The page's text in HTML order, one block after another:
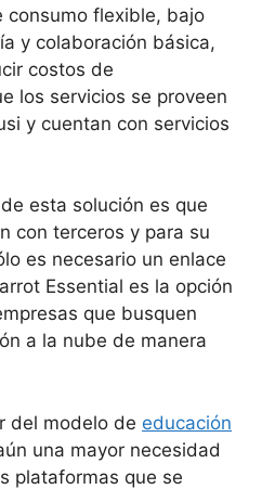
consumo flexible, bajo
y colaboración básica,
costos de
los servicios se proveen
y cuentan con servicios
esta solución es que
con terceros y para su
es necesario un enlace
Essential es la opción
que busquen
a la nube de manera
del modelo de educación
una mayor necesidad
plataformas que se